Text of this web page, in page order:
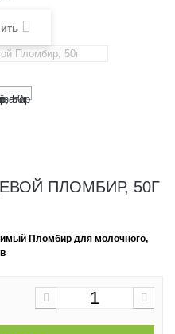
ПЛОМБИР, 50Г
Пломбир для молочного,